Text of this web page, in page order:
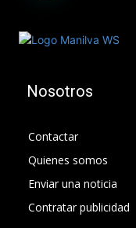
Nosotros
Contactar
Quienes somos
Enviar una noticia
Contratar publicidad